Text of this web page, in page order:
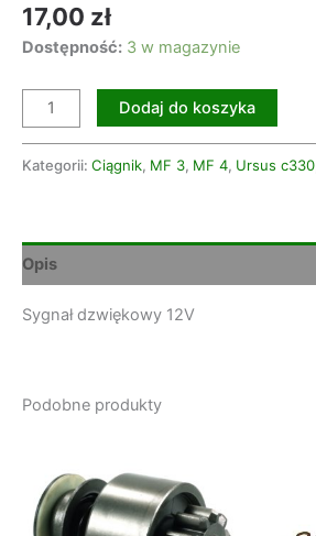
17,00 zł
Dostępność: 3 w magazynie
Dodaj do koszyka
Kategorii: Ciągnik, MF 3, MF 4, Ursus c330
Opis
Sygnał dzwiękowy 12V
Podobne produkty